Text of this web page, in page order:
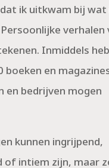
ik uitkwam bij wat
verhalen
Inmiddels
boeken en
en bedrijven mogen
kunnen ingrijpend,
of intiem zijn, maar